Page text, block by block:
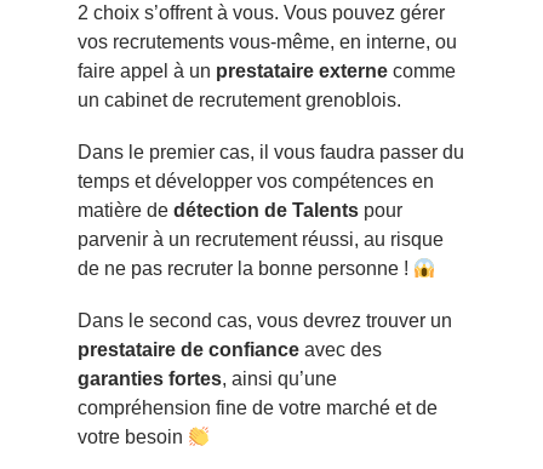
2 choix s’offrent à vous. Vous pouvez gérer
vos recrutements vous-même, en interne, ou
faire appel à un prestataire externe comme
un cabinet de recrutement grenoblois.
Dans le premier cas, il vous faudra passer du
temps et développer vos compétences en
matière de détection de Talents pour
parvenir à un recrutement réussi, au risque
de ne pas recruter la bonne personne !
Dans le second cas, vous devrez trouver un
prestataire de confiance avec des
garanties fortes, ainsi qu’une
compréhension fine de votre marché et de
votre besoin